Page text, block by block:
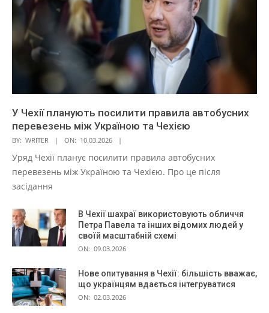
У Чехії планують посилити правила автобусних
перевезень між Україною та Чехією
BY: WRITER ON: 10.03.2026
Уряд Чехії планує посилити правила автобусних
перевезень між Україною та Чехією. Про це після
засідання
В Чехії шахраї використовують обличчя
Петра Павела та інших відомих людей у
своїй масштабній схемі
ON: 09.03.2026
Нове опитування в Чехії: більшість вважає,
що українцям вдається інтегруватися
ON: 02.03.2026